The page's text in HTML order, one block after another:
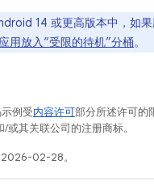
14 或更高版本中，如
用放入“受限的待机”分桶。
例受内容许可部分所述许可的
其关联公司的注册商标。
02-28。